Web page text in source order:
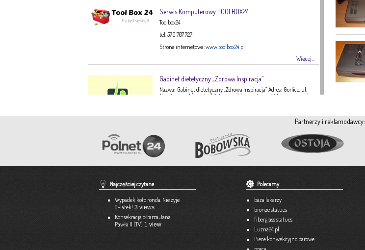
Serwis Komputerowy TOOLBOX24
Toolbox24
tel. 570 787 727
Strona internetowa:www.toolbox24.pl
Więcej...
Gabinet dietetyczny „Zdrowa Inspiracja”
Nazwa: Gabinet dietetyczny „Zdrowa Inspiracja” Adres: Gorlice, ul.
Narutowicza 1 ( I piętro) Kategoria: Zdrowie, żywność Imię i nazwisko:
konsultacje dietetyczne – indywidualne plany żywieniowe dla
dorosłych, dzieci, młodzieży – poradnictwo żywieniowe w chorobach
Więcej...
Pracownia Krawiecka A-TEX
Ekspert – Biuro Rachunkowe
Partnerzy i reklamodawcy:
Najczęściej czytane
Wypadek koło ronda. Nie żyje
9-latek! 3 views
Konsekracja ołtarza Jana
Pawła II (TV) 1 view
Polecamy
baza lekarzy
bronze statues
fiberglass statues
Luzna24.pl
Piece konwekcyjno parowe